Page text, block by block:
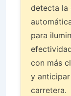
detecta la
para
con más
y
carretera.